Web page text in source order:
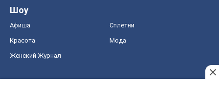
Шоу
Афиша Сплетни
Красота Мода
Женский Журнал